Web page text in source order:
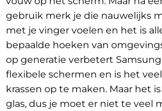
gebruik merk je die nauwelijks
met je vinger voelen en het is
bepaalde hoeken van
op generatie verbetert
flexibele schermen en is het
krassen op te maken. Maar het
glas, dus je moet er niet te veel